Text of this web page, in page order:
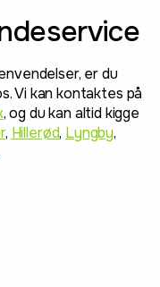
er du
Vi kan kontaktes på
, og du kan altid kigge
, Hillerød, Lyngby,